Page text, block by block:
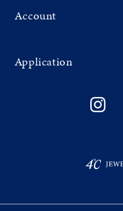
Account
Application